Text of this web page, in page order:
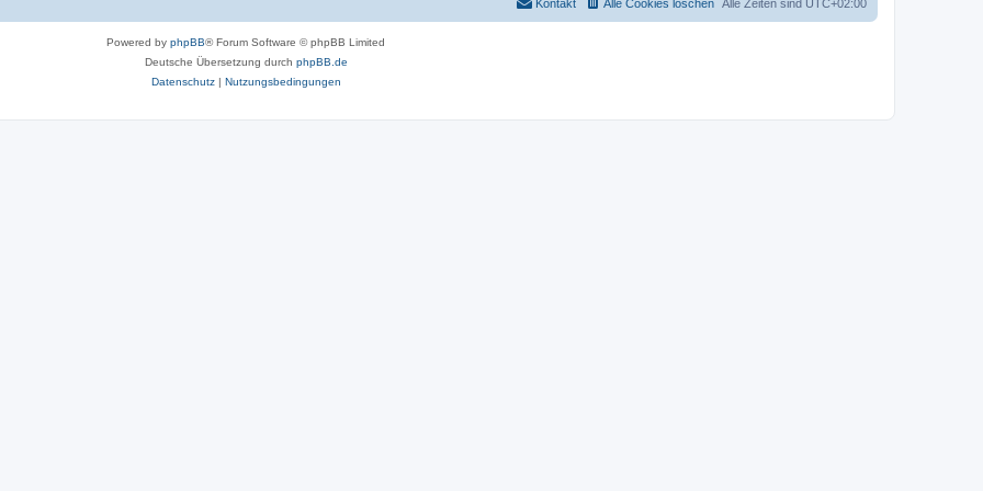
Alle Zeiten sind UTC+02:00
Alle Cookies löschen
Kontakt
Powered by phpBB® Forum Software © phpBB Limited
Deutsche Übersetzung durch phpBB.de
Datenschutz| Nutzungsbedingungen